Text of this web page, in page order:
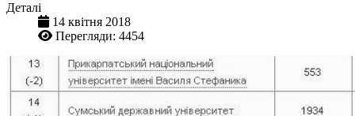
Деталі
14 квітня 2018
Перегляди: 4454